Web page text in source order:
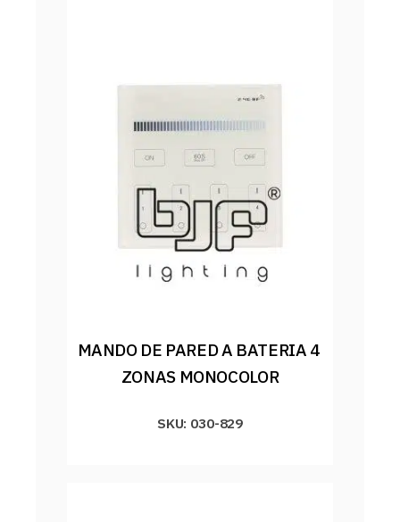
MANDO DE PARED A BATERIA 4
ZONAS MONOCOLOR
SKU: 030-829